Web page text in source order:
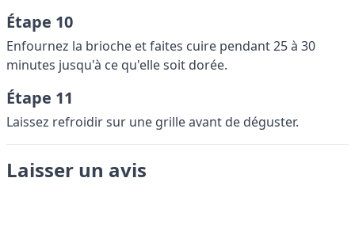
Étape 10
Enfournez la brioche et faites cuire pendant 25 à 30
minutes jusqu'à ce qu'elle soit dorée.
Étape 11
Laissez refroidir sur une grille avant de déguster.
Laisser un avis